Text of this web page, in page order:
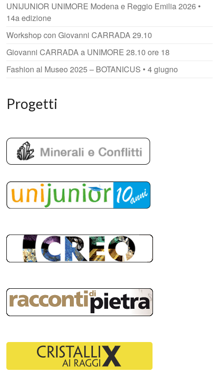
UNIJUNIOR UNIMORE Modena e Reggio Emilia 2026 •
14a edizione
Workshop con Giovanni CARRADA 29.10
Giovanni CARRADA a UNIMORE 28.10 ore 18
Fashion al Museo 2025 – BOTANICUS • 4 giugno
Progetti